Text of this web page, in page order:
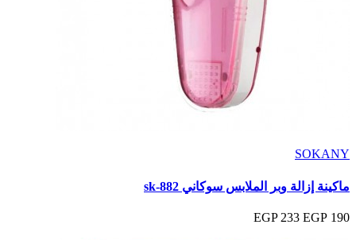
SOKANY
ماكينة إزالة وبر الملابس سوكاني sk-882
190 EGP
233 EGP